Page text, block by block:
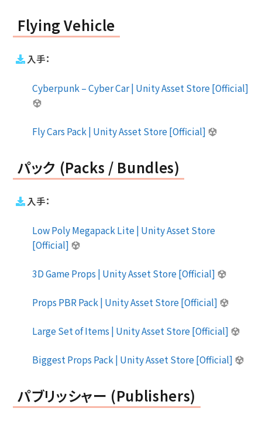
Flying Vehicle
入手：
Cyberpunk – Cyber Car | Unity Asset Store [Official]
Fly Cars Pack | Unity Asset Store [Official]
パック (Packs / Bundles)
入手：
Low Poly Megapack Lite | Unity Asset Store
[Official]
3D Game Props | Unity Asset Store [Official]
Props PBR Pack | Unity Asset Store [Official]
Large Set of Items | Unity Asset Store [Official]
Biggest Props Pack | Unity Asset Store [Official]
パブリッシャー (Publishers)